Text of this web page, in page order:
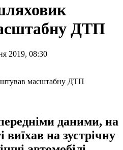
ДТП
2019, 08:30
даними, на
на зустрічну